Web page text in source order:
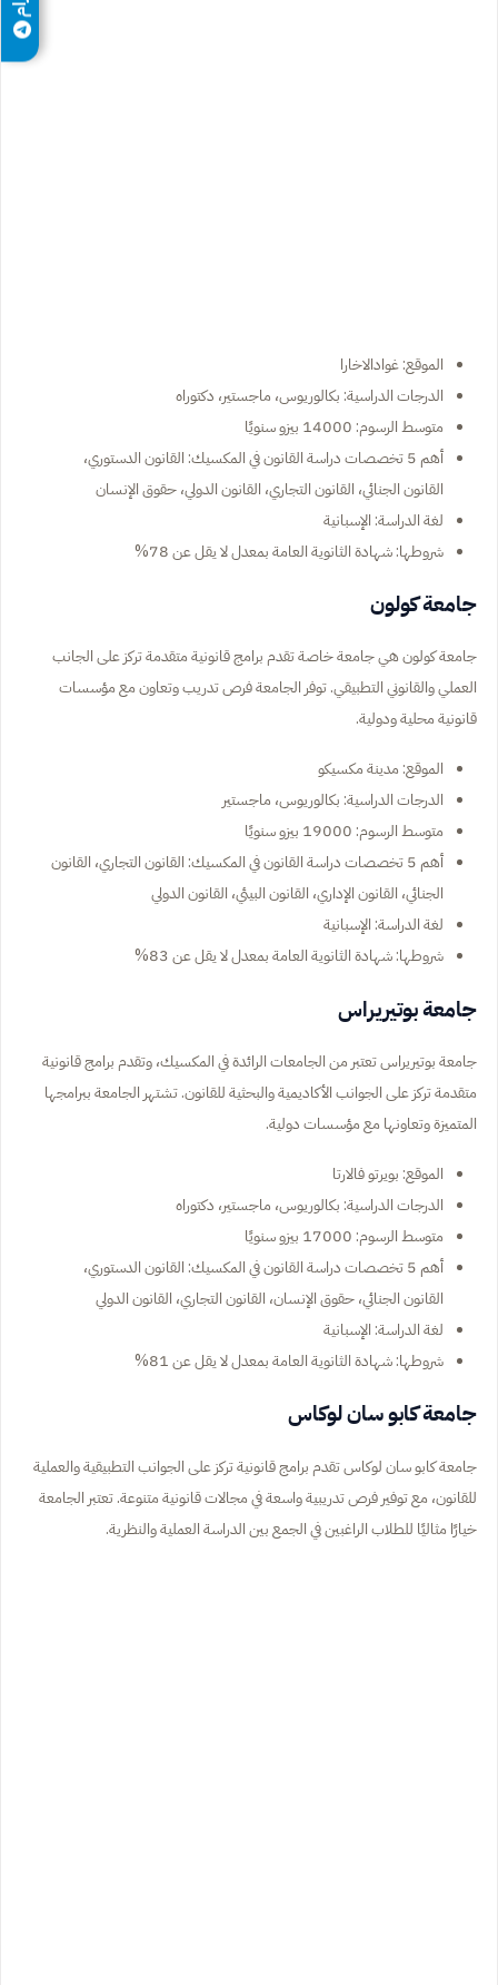
الموقع: غوادالاخارا
الدرجات الدراسية: بكالوريوس، ماجستير، دكتوراه
متوسط الرسوم: 14000 بيزو سنويًا
أهم 5 تخصصات دراسة القانون في المكسيك: القانون الدستوري،
القانون الجنائي، القانون التجاري، القانون الدولي، حقوق الإنسان
لغة الدراسة: الإسبانية
شروطها: شهادة الثانوية العامة بمعدل لا يقل عن 78%
جامعة كولون
جامعة كولون هي جامعة خاصة تقدم برامج قانونية متقدمة تركز على الجانب
العملي والقانوني التطبيقي. توفر الجامعة فرص تدريب وتعاون مع مؤسسات
قانونية محلية ودولية.
الموقع: مدينة مكسيكو
الدرجات الدراسية: بكالوريوس، ماجستير
متوسط الرسوم: 19000 بيزو سنويًا
أهم 5 تخصصات دراسة القانون في المكسيك: القانون التجاري، القانون
الجنائي، القانون الإداري، القانون البيئي، القانون الدولي
لغة الدراسة: الإسبانية
شروطها: شهادة الثانوية العامة بمعدل لا يقل عن 83%
جامعة بوتيريراس
جامعة بوتيريراس تعتبر من الجامعات الرائدة في المكسيك، وتقدم برامج قانونية
متقدمة تركز على الجوانب الأكاديمية والبحثية للقانون. تشتهر الجامعة ببرامجها
المتميزة وتعاونها مع مؤسسات دولية.
الموقع: بويرتو فالارتا
الدرجات الدراسية: بكالوريوس، ماجستير، دكتوراه
متوسط الرسوم: 17000 بيزو سنويًا
أهم 5 تخصصات دراسة القانون في المكسيك: القانون الدستوري،
القانون الجنائي، حقوق الإنسان، القانون التجاري، القانون الدولي
لغة الدراسة: الإسبانية
شروطها: شهادة الثانوية العامة بمعدل لا يقل عن 81%
جامعة كابو سان لوكاس
جامعة كابو سان لوكاس تقدم برامج قانونية تركز على الجوانب التطبيقية والعملية
للقانون، مع توفير فرص تدريبية واسعة في مجالات قانونية متنوعة. تعتبر الجامعة
خيارًا مثاليًا للطلاب الراغبين في الجمع بين الدراسة العملية والنظرية.